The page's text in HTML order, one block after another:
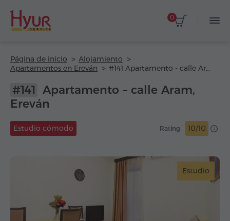
0
Página de inicio
Alojamiento
Apartamentos en Ereván
#141 Apartamento - calle Aram
#141 Apartamento – calle Aram,
Ereván
Estudio cómodo Rating 10/10
Estudio